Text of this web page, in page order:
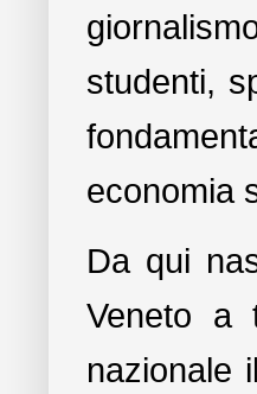
studenti,
economia
Da qui
Veneto a
nazionale